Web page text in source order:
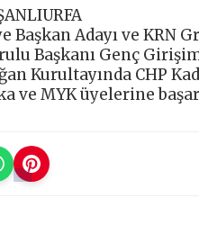
Başkan Adayı ve
Başkanı Genç
Kurultayında CHP
ve MYK üyelerine